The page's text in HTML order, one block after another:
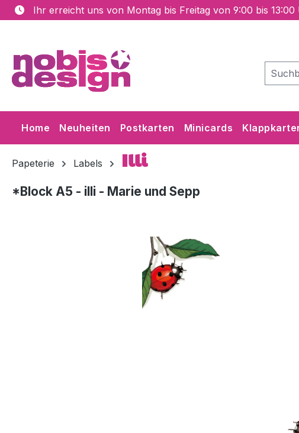
Hauptinhalt springen
Zur Suche springen
Zur Hauptnavigation springen
Ihr erreicht uns von Montag bis Freitag von 9:00 bis
Home Neuheiten Postkarten Minicards
Papeterie Labels Illi
*Block A5 - illi - Marie und Sepp